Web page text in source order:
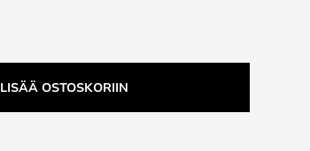
LISÄÄ OSTOSKORIIN